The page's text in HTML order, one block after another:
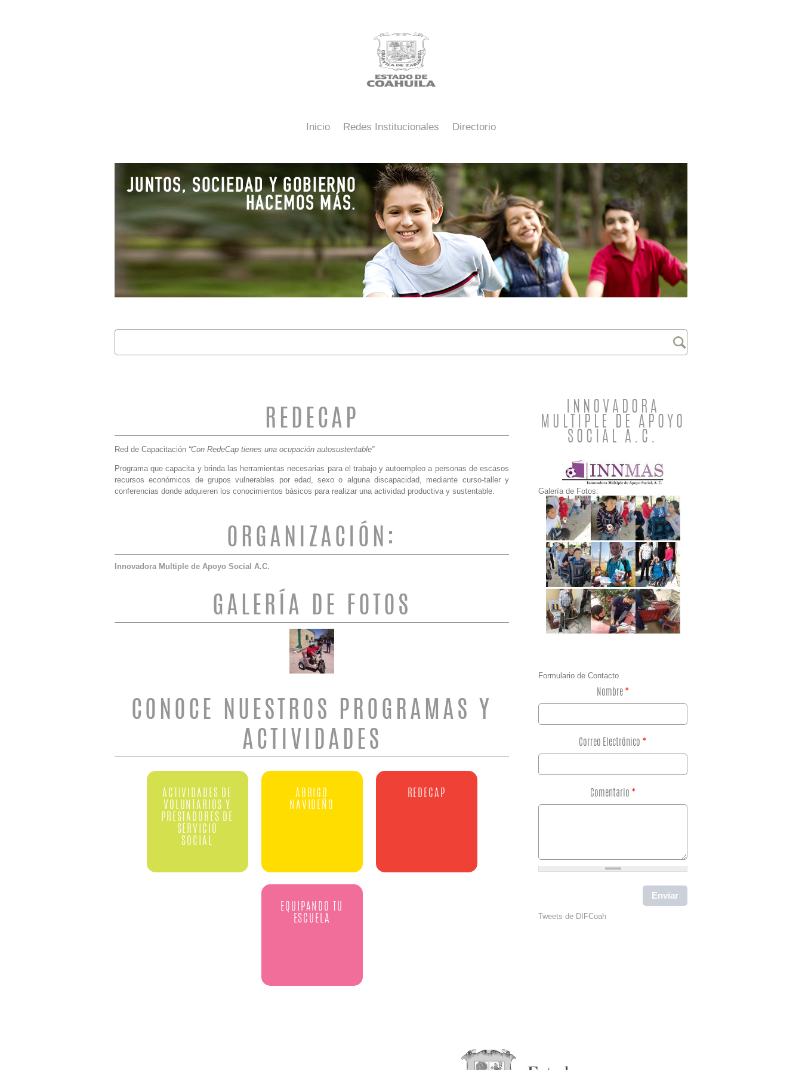
Inicio Redes Institucionales Directorio
Buscar
REDECAP
Red de Capacitación “Con RedeCap tienes una ocupación autosustentable”
Programa que capacita y brinda las herramientas necesarias para el trabajo y autoempleo a personas de escasos
recursos económicos de grupos vulnerables por edad, sexo o alguna discapacidad, mediante curso-taller y
conferencias donde adquieren los conocimientos básicos para realizar una actividad productiva y sustentable.
ORGANIZACIÓN:
Innovadora Multiple de Apoyo Social A.C.
GALERÍA DE FOTOS
CONOCE NUESTROS PROGRAMAS Y
ACTIVIDADES
ACTIVIDADES DE
VOLUNTARIOS Y
PRESTADORES DE
SERVICIO
SOCIAL
ABRIGO
NAVIDEÑO
REDECAP
EQUIPANDO TU
ESCUELA
INNOVADORA
MULTIPLE DE APOYO
SOCIAL A.C.
Galería de Fotos:
Formulario de Contacto
Nombre *
Correo Electrónico *
Comentario *
Tweets de DIFCoah